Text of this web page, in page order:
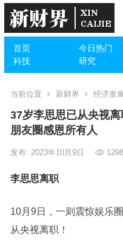
首页 今日热门
科技
研究
当前位置 新财界 经济发
37岁李思思已从央视
朋友圈感恩所有人
发布: 2023年10月9日 1298
李思思离职
10月9日，一则震惊娱乐
从央视离职！